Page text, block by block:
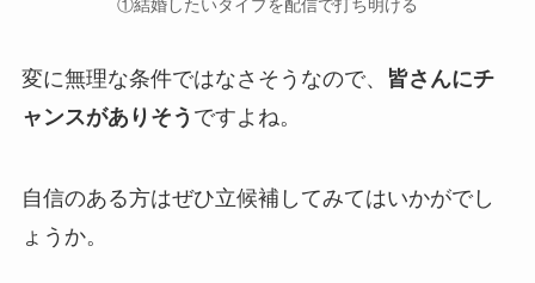
①結婚したいタイプを配信で打ち明ける
変に無理な条件ではなさそうなので、 皆さんにチ
ャンスがありそう ですよね。
自信のある方はぜひ立候補 してみてはいかがでし
ょうか。